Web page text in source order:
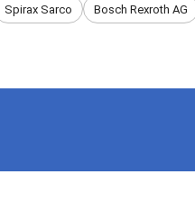
Spirax Sarco Bosch Rexroth AG